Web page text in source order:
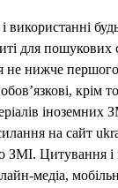
використанні
для пошукових
не нижче
крім
на сайт
ЗМІ. Цитування
медіа,